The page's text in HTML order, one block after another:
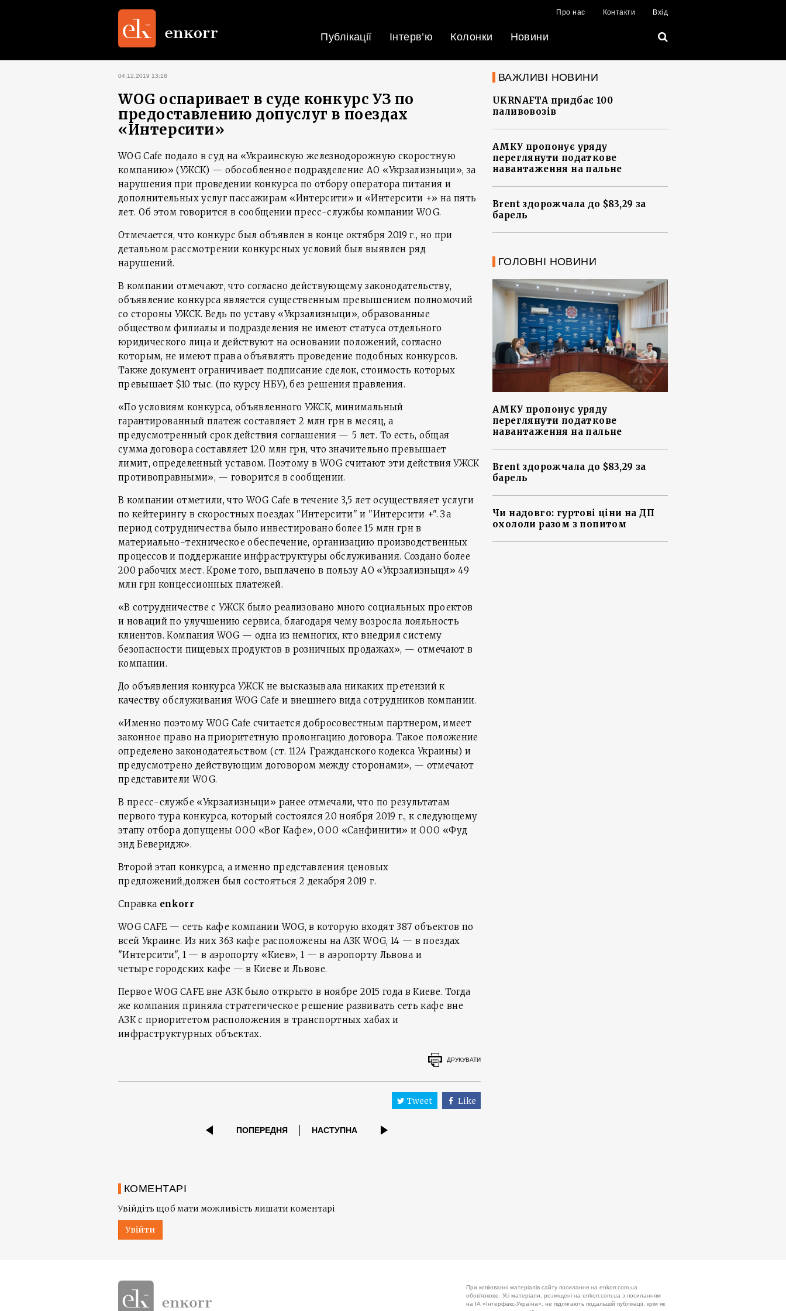
Про нас Контакти Вхід
Публікації Інтерв’ю Колонки Новини
04.12.2019 13:18
WOG оспаривает в суде конкурс УЗ по
предоставлению допуслуг в поездах
«Интерсити»
WOG Cafe подало в суд на «Украинскую железнодорожную скоростную
компанию» (УЖСК) — обособленное подразделение АО «Укрзализныци», за
нарушения при проведении конкурса по отбору оператора питания и
дополнительных услуг пассажирам «Интерсити» и «Интерсити +» на пять
лет. Об этом говорится в сообщении пресс-службы компании WOG.
Отмечается, что конкурс был объявлен в конце октября 2019 г., но при
детальном рассмотрении конкурсных условий был выявлен ряд
нарушений.
В компании отмечают, что согласно действующему законодательству,
объявление конкурса является существенным превышением полномочий
со стороны УЖСК. Ведь по уставу «Укрзализныци», образованные
обществом филиалы и подразделения не имеют статуса отдельного
юридического лица и действуют на основании положений, согласно
которым, не имеют права объявлять проведение подобных конкурсов.
Также документ ограничивает подписание сделок, стоимость которых
превышает $10 тыс. (по курсу НБУ), без решения правления.
«По условиям конкурса, объявленного УЖСК, минимальный
гарантированный платеж составляет 2 млн грн в месяц, а
предусмотренный срок действия соглашения — 5 лет. То есть, общая
сумма договора составляет 120 млн грн, что значительно превышает
лимит, определенный уставом. Поэтому в WOG считают эти действия УЖСК
противоправными», — говорится в сообщении.
В компании отметили, что WOG Cafe в течение 3,5 лет осуществляет услуги
по кейтерингy в скоростных поездах "Интерсити" и "Интерсити +". За
период сотрудничества было инвестировано более 15 млн грн в
материально-техническое обеспечение, организацию производственных
процессов и поддержание инфраструктуры обслуживания. Создано более
200 рабочих мест. Кроме того, выплачено в пользу АО «Укрзализныця» 49
млн грн концессионных платежей.
«В сотрудничестве с УЖСК было реализовано много социальных проектов
и новаций по улучшению сервиса, благодаря чему возросла лояльность
клиентов. Компания WOG — одна из немногих, кто внедрил систему
безопасности пищевых продуктов в розничных продажах», — отмечают в
компании.
До объявления конкурса УЖСК не высказывала никаких претензий к
качеству обслуживания WOG Cafe и внешнего вида сотрудников компании.
«Именно поэтому WOG Cafe считается добросовестным партнером, имеет
законное право на приоритетную пролонгацию договора. Такое положение
определено законодательством (ст. 1124 Гражданского кодекса Украины) и
предусмотрено действующим договором между сторонами», — отмечают
представители WOG.
В пресс-службе «Укрзализныци» ранее отмечали, что по результатам
первого тура конкурса, который состоялся 20 ноября 2019 г., к следующему
этапу отбора допущены ООО «Вог Кафе», ООО «Санфинити» и ООО «Фуд
энд Беверидж».
Второй этап конкурса, а именно представления ценовых
предложений,должен был состояться 2 декабря 2019 г.
Справка enkorr
WOG CAFE — сеть кафе компании WOG, в которую входят 387 объектов по
всей Украине. Из них 363 кафе расположены на АЗК WOG, 14 — в поездах
"Интерсити", 1 — в аэропорту «Киев», 1 — в аэропорту Львова и
четыре городских кафе — в Киеве и Львове.
Первое WOG CAFE вне АЗК было открыто в ноябре 2015 года в Киеве. Тогда
же компания приняла стратегическое решение развивать сеть кафе вне
АЗК с приоритетом расположения в транспортных хабах и
инфраструктурных объектах.
ДРУКУВАТИ
Tweet Like
ПОПЕРЕДНЯ НАСТУПНА
КОМЕНТАРІ
Увійдіть щоб мати можливість лишати коментарі
Увійти
ВАЖЛИВІ НОВИНИ
UKRNAFTA придбає 100
паливовозів
АМКУ пропонує уряду
переглянути податкове
навантаження на пальне
Brent здорожчала до $83,29 за
барель
ГОЛОВНІ НОВИНИ
АМКУ пропонує уряду
переглянути податкове
навантаження на пальне
Brent здорожчала до $83,29 за
барель
Чи надовго: гуртові ціни на ДП
охололи разом з попитом
При копіюванні матеріалів сайту посилання на enkorr.com.ua
обов'язкове. Усі матеріали, розміщені на enkorr.com.ua з посиланням
на ІА «Інтерфакс-Україна», не підлягають подальшій публікації, крім як